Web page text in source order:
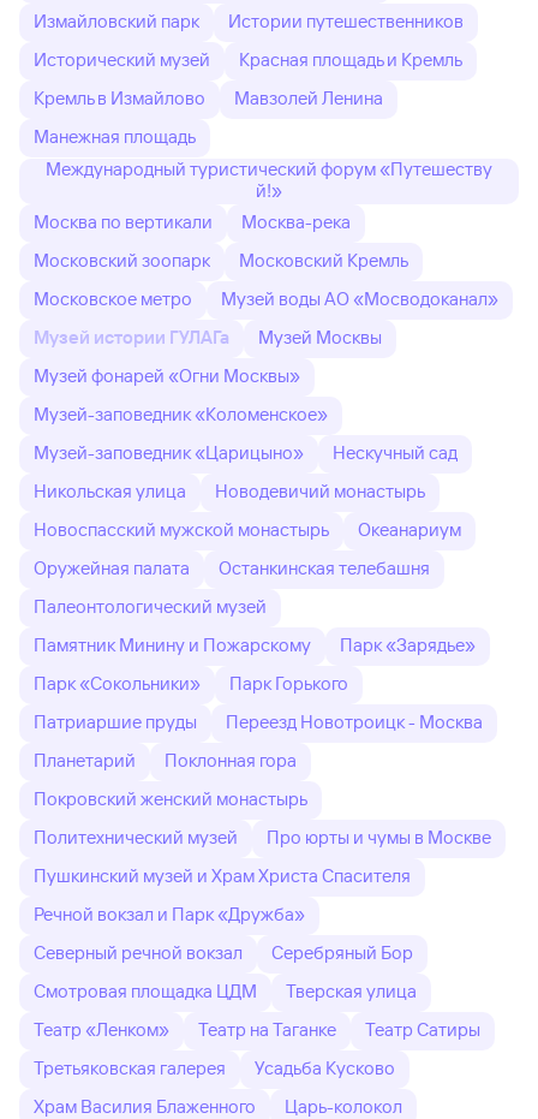
Измайловский парк
Истории путешественников
Исторический музей
Красная площадь и Кремль
Кремль в Измайлово
Мавзолей Ленина
Манежная площадь
Международный туристический форум «Путешеству
й!»
Москва по вертикали
Москва-река
Московский зоопарк
Московский Кремль
Московское метро
Музей воды АО «Мосводоканал»
Музей истории ГУЛАГа
Музей Москвы
Музей фонарей «Огни Москвы»
Музей-заповедник «Коломенское»
Музей-заповедник «Царицыно»
Нескучный сад
Никольская улица
Новодевичий монастырь
Новоспасский мужской монастырь
Океанариум
Оружейная палата
Останкинская телебашня
Палеонтологический музей
Памятник Минину и Пожарскому
Парк «Зарядье»
Парк «Сокольники»
Парк Горького
Патриаршие пруды
Переезд Новотроицк - Москва
Планетарий
Поклонная гора
Покровский женский монастырь
Политехнический музей
Про юрты и чумы в Москве
Пушкинский музей и Храм Христа Спасителя
Речной вокзал и Парк «Дружба»
Северный речной вокзал
Серебряный Бор
Смотровая площадка ЦДМ
Тверская улица
Театр «Ленком»
Театр на Таганке
Театр Сатиры
Третьяковская галерея
Усадьба Кусково
Храм Василия Блаженного
Царь-колокол